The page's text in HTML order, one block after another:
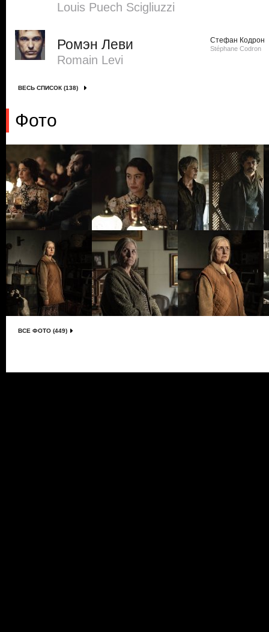
Louis Puech Scigliuzzi
Ромэн Леви
Romain Levi
Стефан Кодрон
Stéphane Codron
ВЕСЬ СПИСОК (138)
Фото
ВСЕ ФОТО (449)